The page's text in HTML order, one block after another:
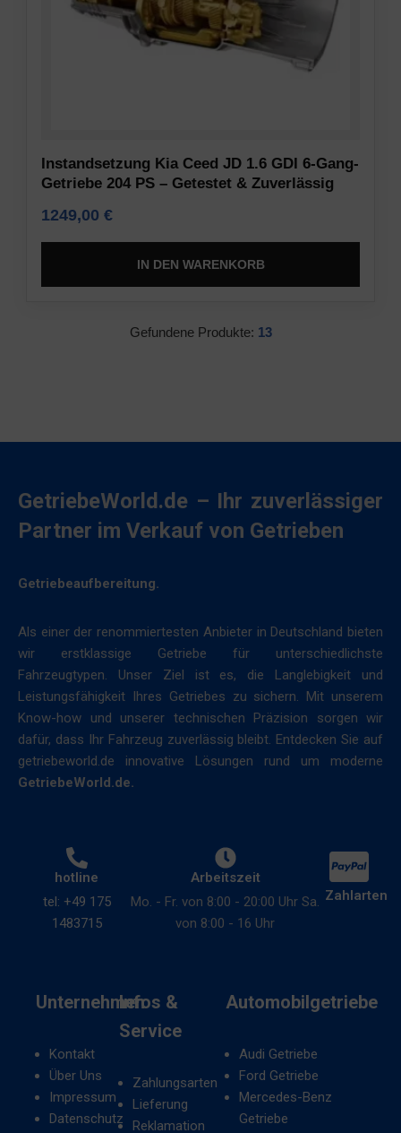
Instandsetzung Kia Ceed JD 1.6 GDI 6-Gang-
Getriebe 204 PS – Getestet & Zuverlässig
1249,00 €
IN DEN WARENKORB
Gefundene Produkte: 13
GetriebeWorld.de – Ihr zuverlässiger
Partner im Verkauf von Getrieben
Getriebeaufbereitung.
Als einer der renommiertesten Anbieter in Deutschland bieten
wir erstklassige Getriebe für unterschiedlichste
Fahrzeugtypen. Unser Ziel ist es, die Langlebigkeit und
Leistungsfähigkeit Ihres Getriebes zu sichern. Mit unserem
Know-how und unserer technischen Präzision sorgen wir
dafür, dass Ihr Fahrzeug zuverlässig bleibt. Entdecken Sie auf
getriebeworld.de innovative Lösungen rund um moderne
GetriebeWorld.de.
hotline
tel: +49 175
1483715
Arbeitszeit
Mo. - Fr. von 8:00 - 20:00 Uhr Sa.
von 8:00 - 16 Uhr
Zahlarten
Unternehmen
Kontakt
Über Uns
Impressum
Datenschutz
Infos &
Service
Zahlungsarten
Lieferung
Reklamation
Automobilgetriebe
Audi Getriebe
Ford Getriebe
Mercedes-Benz
Getriebe